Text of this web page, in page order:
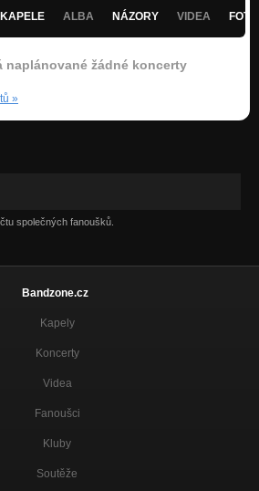
ALBA NÁZORY VIDEA
naplánované žádné koncerty
»
společných fanoušků.
Bandzone.cz
Kapely
Koncerty
Videa
Fanoušci
Kluby
Soutěže